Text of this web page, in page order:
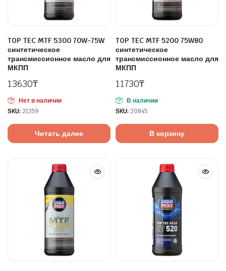
TOP TEC MTF 5300 70W-75W
синтетическое
трансмиссионное масло для
МКПП
13630₸
Нет в наличии
SKU: 21359
Читать далее
TOP TEC MTF 5200 75W80
синтетическое
трансмиссионное масло для
МКПП
11730₸
В наличии
SKU: 20845
В корзину